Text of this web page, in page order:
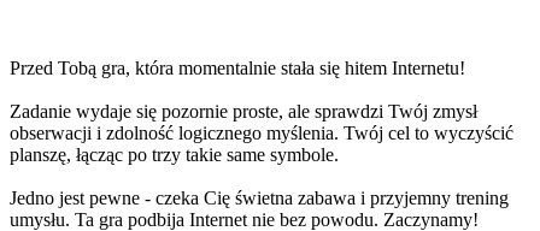
Przed Tobą gra, która momentalnie stała się hitem Internetu!
Zadanie wydaje się pozornie proste, ale sprawdzi Twój zmysł
obserwacji i zdolność logicznego myślenia. Twój cel to wyczyścić
planszę, łącząc po trzy takie same symbole.
Jedno jest pewne - czeka Cię świetna zabawa i przyjemny trening
umysłu. Ta gra podbija Internet nie bez powodu. Zaczynamy!